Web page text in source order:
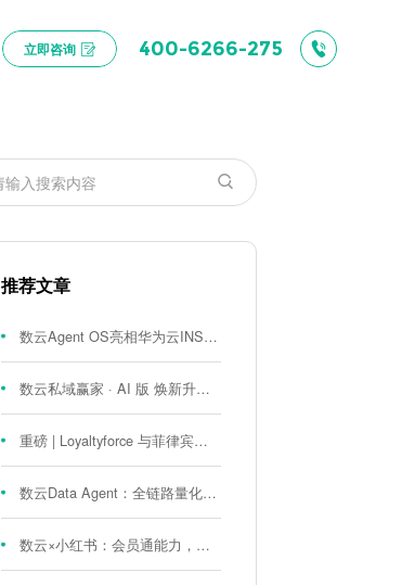
立即咨询 400-6266-275
推荐文章
数云Agent OS亮相华为云INSPIRE创想者大会：以AI重构消费者运营与零售营销新范式
数云私域赢家 · AI 版 焕新升级！
重磅 | Loyaltyforce 与菲律宾零售巨头 SM 集团达成战略合作，携手开启 SMAC 会员数智化运营新征程
数云Data Agent：全链路量化评测体系，炼就零售数据分析精准力
数云×小红书：会员通能力，重磅发布！